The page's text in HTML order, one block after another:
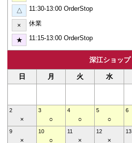
△ 11:30-13:00 OrderStop
× 休業
★ 11:15-13:00 OrderStop
深江ショップ
日 月 火 水
2
×
3
○
4
○
5
○
6
9
×
10
○
11
×
12
×
13